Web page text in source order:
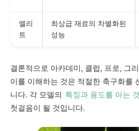
엘리
트
최상급 재료의 차별화된
성능
결론적으로 아카데미, 클럽, 프로, 그
이를 이해하는 것은 적절한 축구화를
니다. 각 모델의 특징과 용도를 아는 것
첫걸음이 될 것입니다.